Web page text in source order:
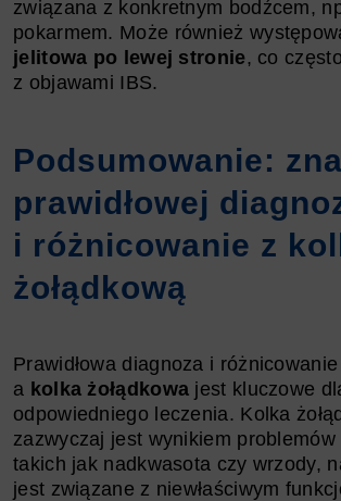
związana z konkretnym bodźcem,
pokarmem. Może również
jelitowa po lewej stronie, co
z objawami IBS.
Podsumowanie:
prawidłowej
i różnicowanie z
żołądkową
Prawidłowa diagnoza i
a kolka żołądkowa jest kluczowe
odpowiedniego leczenia. Kolka
zazwyczaj jest wynikiem problemów
takich jak nadkwasota czy wrzody,
jest związane z niewłaściwym